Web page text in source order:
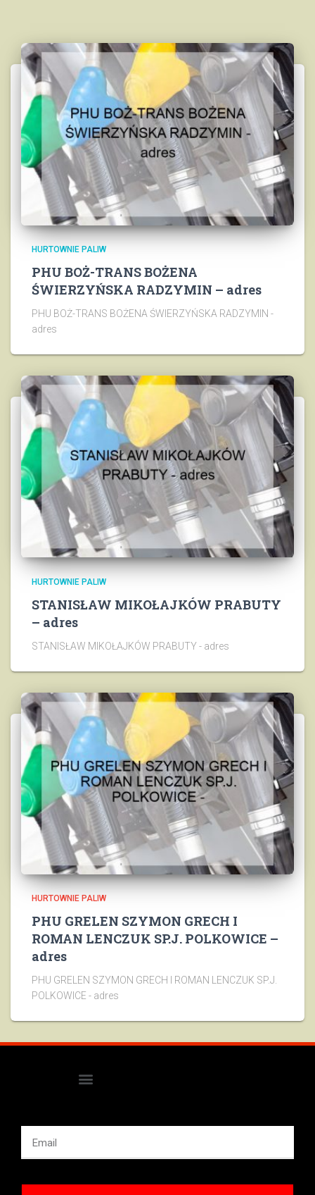
HURTOWNIE PALIW
PHU BOŻ-TRANS BOŻENA
ŚWIERZYŃSKA RADZYMIN – adres
PHU BOŻ-TRANS BOŻENA ŚWIERZYŃSKA RADZYMIN -
adres
HURTOWNIE PALIW
STANISŁAW MIKOŁAJKÓW PRABUTY
– adres
STANISŁAW MIKOŁAJKÓW PRABUTY - adres
HURTOWNIE PALIW
PHU GRELEN SZYMON GRECH I
ROMAN LENCZUK SP.J. POLKOWICE –
adres
PHU GRELEN SZYMON GRECH I ROMAN LENCZUK SP.J.
POLKOWICE - adres